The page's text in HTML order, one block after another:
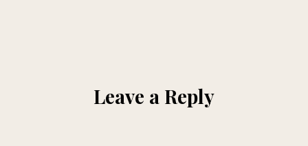
Leave a Reply